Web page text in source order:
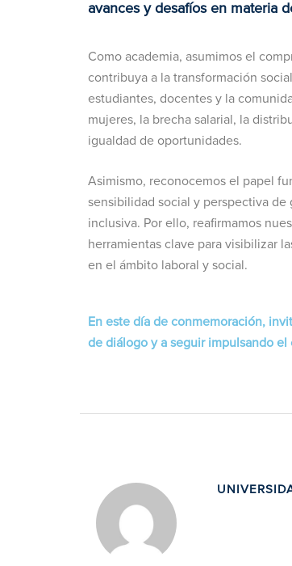
avances y desafíos en materia
Como academia, asumimos el
contribuya a la transformación
estudiantes, docentes y la
mujeres, la brecha salarial, la
igualdad de oportunidades.
Asimismo, reconocemos el papel
sensibilidad social y perspectiva
inclusiva. Por ello, reafirmamos
herramientas clave para visibilizar
en el ámbito laboral y social.
En este día de conmemoración,
de diálogo y a seguir impulsando